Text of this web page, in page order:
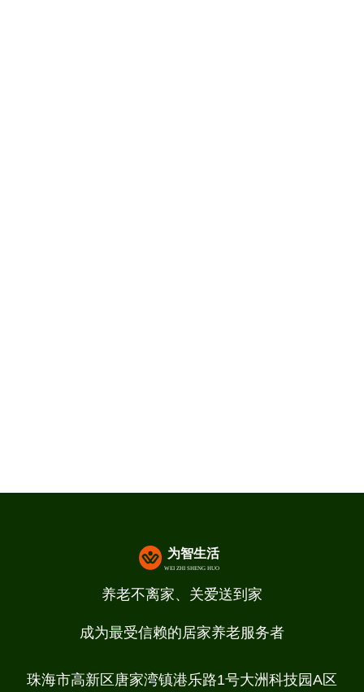
养老不离家、关爱送到家
成为最受信赖的居家养老服务者
珠海市高新区唐家湾镇港乐路1号大洲科技园A区